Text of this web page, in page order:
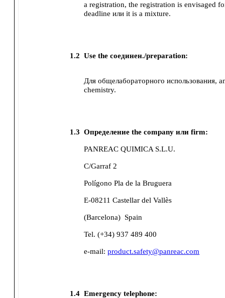
a registration, the registration is envisaged
deadline или it is a mixture.
1.2 Use the соединен./preparation:
Для общелабораторного использования,
chemistry.
1.3 Определение the company или firm:
PANREAC QUIMICA S.L.U.
C/Garraf 2
Polígono Pla de la Bruguera
E-08211 Castellar del Vallès
(Barcelona) Spain
Tel. (+34) 937 489 400
e-mail:product.safety@panreac.com
1.4 Emergency telephone: